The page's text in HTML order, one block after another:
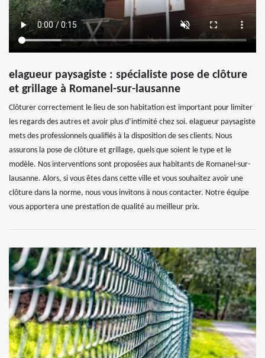
elagueur paysagiste : spécialiste pose de clôture
et grillage à Romanel-sur-lausanne
Clôturer correctement le lieu de son habitation est important pour limiter
les regards des autres et avoir plus d’intimité chez soi. elagueur paysagiste
mets des professionnels qualifiés à la disposition de ses clients. Nous
assurons la pose de clôture et grillage, quels que soient le type et le
modèle. Nos interventions sont proposées aux habitants de Romanel-sur-
lausanne. Alors, si vous êtes dans cette ville et vous souhaitez avoir une
clôture dans la norme, nous vous invitons à nous contacter. Notre équipe
vous apportera une prestation de qualité au meilleur prix.